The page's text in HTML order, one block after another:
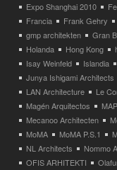
Expo Shanghai 2010
Francia
Frank Gehry
gmp architekten
Gran
Holanda
Hong Kong
Isay Weinfeld
Islandia
Junya Ishigami Architects
LAN Architecture
Le
Magén Arquitectos
Mecanoo Architecten
MoMA
MoMA P.S.1
NL Architects
Nommo
OFIS ARHITEKTI